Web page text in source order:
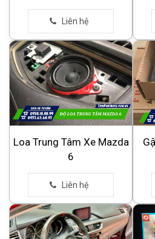
Loa Trung Tâm Xe Mazda
6